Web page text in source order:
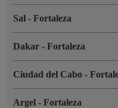
Sal - Fortaleza
Dakar - Fortaleza
Ciudad del Cabo -
Argel - Fortaleza